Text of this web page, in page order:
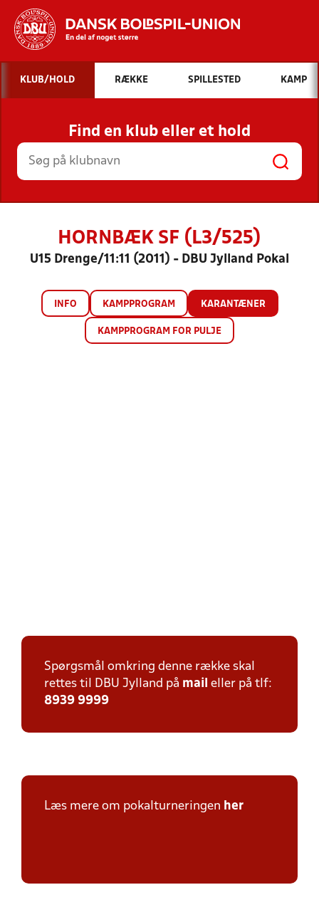
Hvad vil du søge efter?
INDHOLD OG NYHEDER
STILLINGER, RESULTATER, KLUBBER OG
HOLD
KLUB/HOLD RÆKKE SPILLESTED KAMP
Find en klub eller et hold
HORNBÆK SF (L3/525)
U15 Drenge/11:11 (2011) - DBU Jylland Pokal
INFO KAMPPROGRAM KARANTÆNER
KAMPPROGRAM FOR PULJE
Spørgsmål omkring denne række skal
rettes til DBU Jylland på mail eller på tlf:
8939 9999
Læs mere om pokalturneringen her